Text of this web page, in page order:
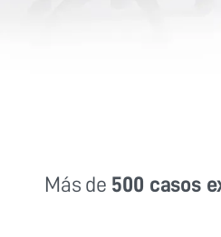
Más de 500 casos